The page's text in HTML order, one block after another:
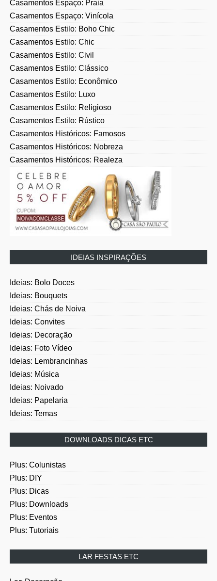
Casamentos Espaço: Vinícola
Casamentos Estilo: Boho Chic
Casamentos Estilo: Chic
Casamentos Estilo: Civil
Casamentos Estilo: Clássico
Casamentos Estilo: Econômico
Casamentos Estilo: Luxo
Casamentos Estilo: Religioso
Casamentos Estilo: Rústico
Casamentos Históricos: Famosos
Casamentos Históricos: Nobreza
Casamentos Históricos: Realeza
Ideias: Bouquets
Ideias: Chás de Noiva
Ideias: Convites
Ideias: Decoração
Ideias: Foto Vídeo
Ideias: Lembrancinhas
Ideias: Música
Ideias: Noivado
Ideias: Papelaria
Ideias: Temas
Plus: DIY
Plus: Dicas
Plus: Downloads
Plus: Eventos
Plus: Tutoriais